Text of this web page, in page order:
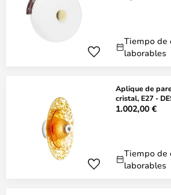
Tiempo de
laborables
Aplique de
cristal, E27 -
1.002,00 €
Tiempo de
laborables